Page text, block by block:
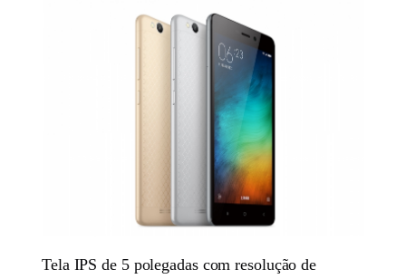
Tela IPS de 5 polegadas com resolução de